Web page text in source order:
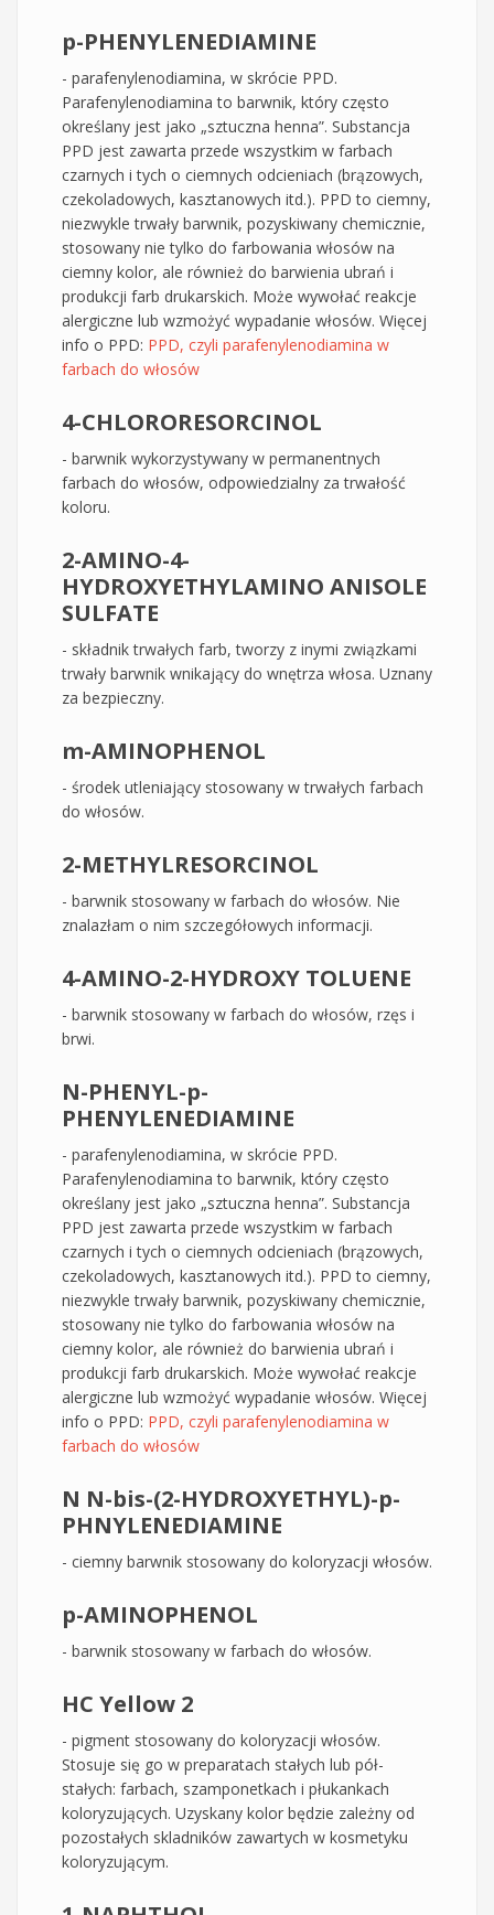
p-PHENYLENEDIAMINE
- parafenylenodiamina, w skrócie PPD.
Parafenylenodiamina to barwnik, który często
określany jest jako „sztuczna henna”. Substancja
PPD jest zawarta przede wszystkim w farbach
czarnych i tych o ciemnych odcieniach (brązowych,
czekoladowych, kasztanowych itd.). PPD to ciemny,
niezwykle trwały barwnik, pozyskiwany chemicznie,
stosowany nie tylko do farbowania włosów na
ciemny kolor, ale również do barwienia ubrań i
produkcji farb drukarskich. Może wywołać reakcje
alergiczne lub wzmożyć wypadanie włosów. Więcej
info o PPD: PPD, czyli parafenylenodiamina w
farbach do włosów
4-CHLORORESORCINOL
- barwnik wykorzystywany w permanentnych
farbach do włosów, odpowiedzialny za trwałość
koloru.
2-AMINO-4-
HYDROXYETHYLAMINO ANISOLE
SULFATE
- składnik trwałych farb, tworzy z inymi związkami
trwały barwnik wnikający do wnętrza włosa. Uznany
za bezpieczny.
m-AMINOPHENOL
- środek utleniający stosowany w trwałych farbach
do włosów.
2-METHYLRESORCINOL
- barwnik stosowany w farbach do włosów. Nie
znalazłam o nim szczegółowych informacji.
4-AMINO-2-HYDROXY TOLUENE
- barwnik stosowany w farbach do włosów, rzęs i
brwi.
N-PHENYL-p-
PHENYLENEDIAMINE
- parafenylenodiamina, w skrócie PPD.
Parafenylenodiamina to barwnik, który często
określany jest jako „sztuczna henna”. Substancja
PPD jest zawarta przede wszystkim w farbach
czarnych i tych o ciemnych odcieniach (brązowych,
czekoladowych, kasztanowych itd.). PPD to ciemny,
niezwykle trwały barwnik, pozyskiwany chemicznie,
stosowany nie tylko do farbowania włosów na
ciemny kolor, ale również do barwienia ubrań i
produkcji farb drukarskich. Może wywołać reakcje
alergiczne lub wzmożyć wypadanie włosów. Więcej
info o PPD: PPD, czyli parafenylenodiamina w
farbach do włosów
N N-bis-(2-HYDROXYETHYL)-p-
PHNYLENEDIAMINE
- ciemny barwnik stosowany do koloryzacji włosów.
p-AMINOPHENOL
- barwnik stosowany w farbach do włosów.
HC Yellow 2
- pigment stosowany do koloryzacji włosów.
Stosuje się go w preparatach stałych lub pół-
stałych: farbach, szamponetkach i płukankach
koloryzujących. Uzyskany kolor będzie zależny od
pozostałych skladników zawartych w kosmetyku
koloryzującym.